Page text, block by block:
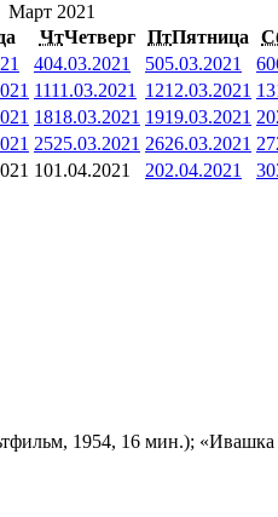
Март 2021
ЧтЧетверг ПтПятница
404.03.2021 505.03.2021 6
1111.03.2021 1212.03.2021 13
1818.03.2021 1919.03.2021 20
2525.03.2021 2626.03.2021 27
101.04.2021 202.04.2021 3
1954, 16 мин.);